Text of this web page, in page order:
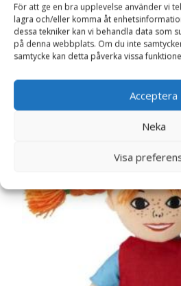
För att ge en bra upplevelse använder vi
lagra och/eller komma åt
dessa tekniker kan vi behandla data som
på denna webbplats. Om du inte
samtycke kan detta påverka vissa
Acceptera
Neka
Visa
Artikelnr:9010 Kategori:
Relaterade produkter